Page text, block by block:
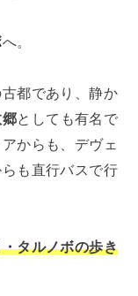
へ。
都であり、静か
としても有名で
からも、デヴェ
も直行バスで行
タルノボの歩き